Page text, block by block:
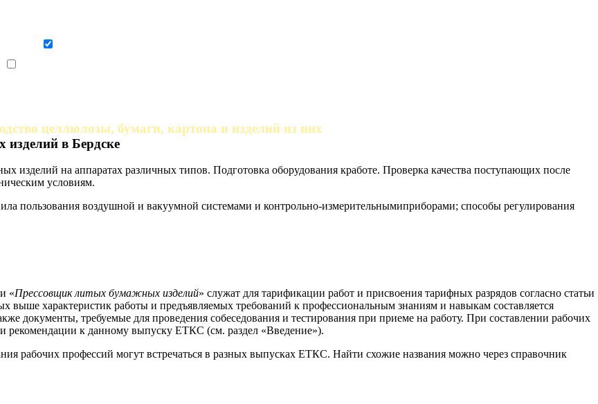
целлюлозы, бумаги, картона и изделий из них
в Бердске
изделий на аппаратах различных типов. Подготовка оборудования кработе. Проверка качества поступающих после
условиям.
пользования воздушной и вакуумной системами и контрольно-измерительнымиприборами; способы регулирования
«Прессовщик литых бумажных изделий» служат для тарификации работ и присвоения тарифных разрядов согласно статьи
выше характеристик работы и предъявляемых требований к профессиональным знаниям и навыкам составляется
документы, требуемые для проведения собеседования и тестирования при приеме на работу. При составлении рабочих
к данному выпуску ЕТКС (см. раздел «Введение»).
рабочих профессий могут встречаться в разных выпусках ЕТКС. Найти схожие названия можно через справочник